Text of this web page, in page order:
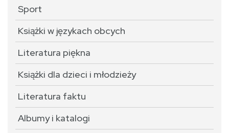
Sport
Książki w językach obcych
Literatura piękna
Książki dla dzieci i młodzieży
Literatura faktu
Albumy i katalogi